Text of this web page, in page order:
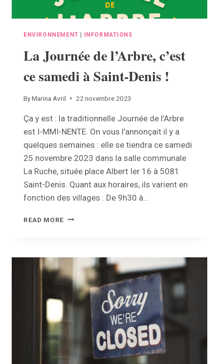
ENVIRONNEMENT INFORMATIONS
La Journée de l’Arbre, c’est
ce samedi à Saint-Denis !
ByMarina Avril 22 novembre 2023
Ça y est : la traditionnelle Journée de l’Arbre
est I-MMI-NENTE. On vous l’annonçait il y a
quelques semaines : elle se tiendra ce samedi
25 novembre 2023 dans la salle communale
La Ruche, située place Albert Ier 16 à 5081
Saint-Denis. Quant aux horaires, ils varient en
fonction des villages : De 9h30 à…
READ MORE LA
C’EST
SAMEDI
SAINT-